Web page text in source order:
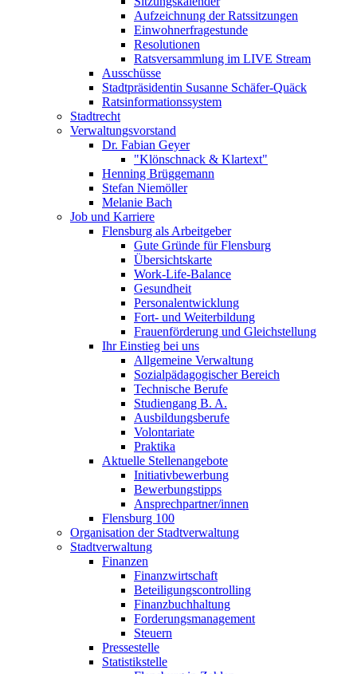
Aufzeichnung der Ratssitzungen
Einwohnerfragestunde
Resolutionen
Ratsversammlung im LIVE Stream
Ausschüsse
Stadtpräsidentin Susanne Schäfer-Quäck
Ratsinformationssystem
Stadtrecht
Verwaltungsvorstand
Dr. Fabian Geyer
"Klönschnack & Klartext"
Henning Brüggemann
Stefan Niemöller
Melanie Bach
Job und Karriere
Flensburg als Arbeitgeber
Gute Gründe für Flensburg
Übersichtskarte
Work-Life-Balance
Gesundheit
Personalentwicklung
Fort- und Weiterbildung
Frauenförderung und Gleichstellung
Ihr Einstieg bei uns
Allgemeine Verwaltung
Sozialpädagogischer Bereich
Technische Berufe
Studiengang B. A.
Ausbildungsberufe
Volontariate
Praktika
Aktuelle Stellenangebote
Initiativbewerbung
Bewerbungstipps
Ansprechpartner/innen
Flensburg 100
Organisation der Stadtverwaltung
Stadtverwaltung
Finanzen
Finanzwirtschaft
Beteiligungscontrolling
Finanzbuchhaltung
Forderungsmanagement
Steuern
Pressestelle
Statistikstelle